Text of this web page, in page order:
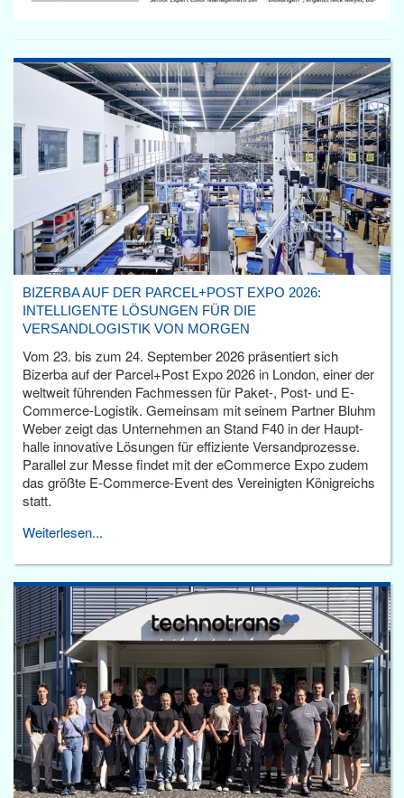
BIZERBA AUF DER PARCEL+POST EXPO 2026:
INTELLIGENTE LÖSUNGEN FÜR DIE
VERSANDLOGISTIK VON MORGEN
Vom 23. bis zum 24. September 2026 präsentiert sich
Bizerba auf der Parcel+Post Expo 2026 in London, einer der
weltweit führenden Fachmessen für Paket-, Post- und E-
Commerce-Logistik. Gemeinsam mit seinem Partner Bluhm
Weber zeigt das Unternehmen an Stand F40 in der Haupt­
halle innovative Lösungen für effiziente Versandprozesse.
Parallel zur Messe findet mit der eCommerce Expo zudem
das größte E-Commerce-Event des Vereinigten Königreichs
statt.
Weiterlesen...